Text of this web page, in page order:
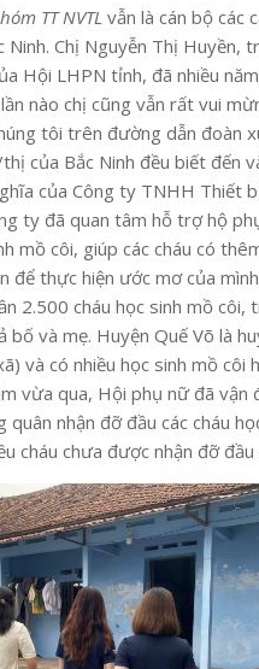
TT NVTL vẫn là cán bộ các
Ninh. Chị Nguyễn Thị Huyền,
Hội LHPN tỉnh, đã nhiều
nào chị cũng vẫn rất vui
tôi trên đường dẫn đoàn
thị của Bắc Ninh đều biết đến
của Công ty TNHH Thiết
ty đã quan tâm hỗ trợ hộ
mồ côi, giúp các cháu có
để thực hiện ước mơ của
2.500 cháu học sinh mồ côi,
bố và mẹ. Huyện Quế Võ là
và có nhiều học sinh mồ côi
vừa qua, Hội phụ nữ đã vận
quân nhận đỡ đầu các cháu
cháu chưa được nhận đỡ